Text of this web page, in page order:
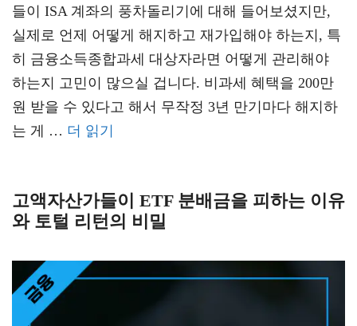
들이 ISA 계좌의 풍차돌리기에 대해 들어보셨지만,
실제로 언제 어떻게 해지하고 재가입해야 하는지, 특
히 금융소득종합과세 대상자라면 어떻게 관리해야
하는지 고민이 많으실 겁니다. 비과세 혜택을 200만
원 받을 수 있다고 해서 무작정 3년 만기마다 해지하
는 게 … 더 읽기
고액자산가들이 ETF 분배금을 피하는 이유
와 토털 리턴의 비밀